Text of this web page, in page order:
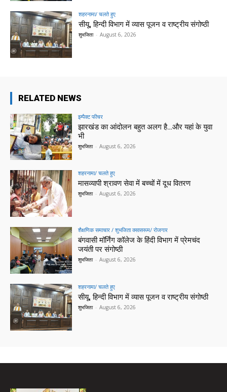
शहरनामा/ चलते हुए
सीयू, हिन्दी विभाग में व्यास पूजन व राष्ट्रीय संगोष्ठी
शुभजिता - August 6, 2026
RELATED NEWS
इम्पैक्ट फीचर
झारखंड का आंदोलन बहुत अलग है…और यहां के युवा
भी
शुभजिता - August 6, 2026
शहरनामा/ चलते हुए
मासव्यापी श्रावण सेवा में बच्चों में दूध वितरण
शुभजिता - August 6, 2026
शैक्षणिक समाचार / शुभजिता क्सासरूम/ रोजगार
बंगवासी मॉर्निंग कॉलेज के हिंदी विभाग में प्रेमचंद
जयंती पर संगोष्ठी
शुभजिता - August 6, 2026
शहरनामा/ चलते हुए
सीयू, हिन्दी विभाग में व्यास पूजन व राष्ट्रीय संगोष्ठी
शुभजिता - August 6, 2026